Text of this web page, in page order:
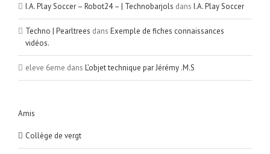
I.A. Play Soccer – Robot24 – | Technobarjols dans I.A. Play Soccer
Techno | Pearltrees dans Exemple de fiches connaissances
vidéos.
eleve 6eme dans L’objet technique par Jérémy .M.S
Amis
Collège de vergt